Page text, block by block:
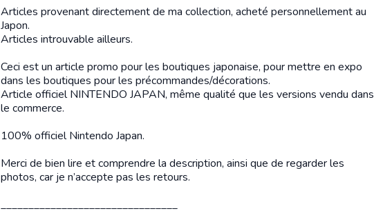
Articles provenant directement de ma collection, acheté personnellement au
Japon.
Articles introuvable ailleurs.
Ceci est un article promo pour les boutiques japonaise, pour mettre en expo
dans les boutiques pour les précommandes/décorations.
Article officiel NINTENDO JAPAN, même qualité que les versions vendu dans
le commerce.
100% officiel Nintendo Japan.
Merci de bien lire et comprendre la description, ainsi que de regarder les
photos, car je n’accepte pas les retours.
________________________________